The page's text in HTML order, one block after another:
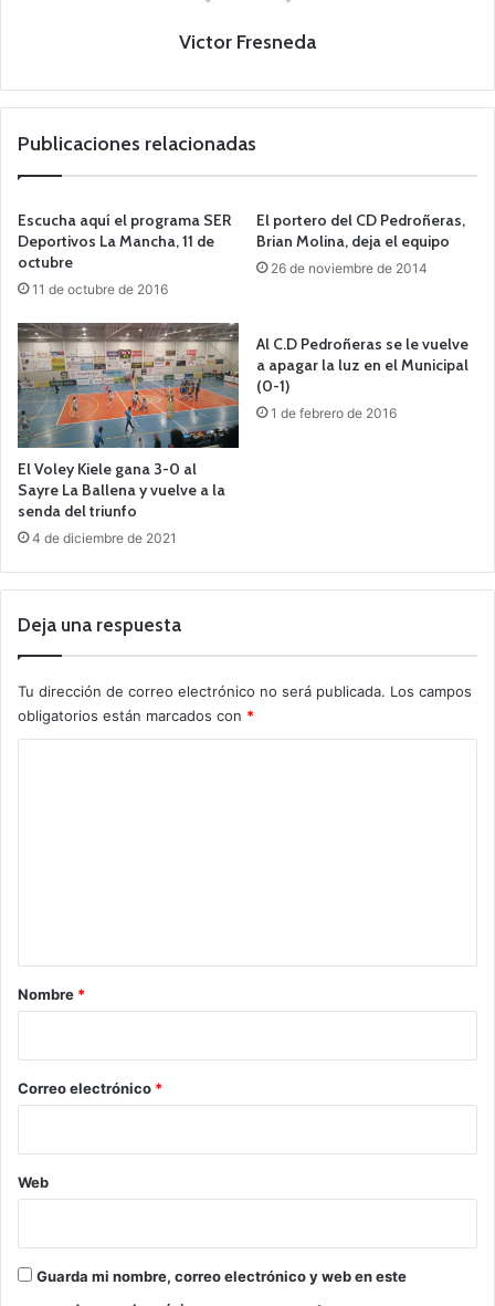
Victor Fresneda
Publicaciones relacionadas
Escucha aquí el programa SER
Deportivos La Mancha, 11 de
octubre
11 de octubre de 2016
El portero del CD Pedroñeras,
Brian Molina, deja el equipo
26 de noviembre de 2014
El Voley Kiele gana 3-0 al
Sayre La Ballena y vuelve a la
senda del triunfo
4 de diciembre de 2021
Al C.D Pedroñeras se le vuelve
a apagar la luz en el Municipal
(0-1)
1 de febrero de 2016
Deja una respuesta
Tu dirección de correo electrónico no será publicada. Los campos
obligatorios están marcados con *
r
*
Nombre *
Correo electrónico *
Web
Guarda mi nombre, correo electrónico y web en este